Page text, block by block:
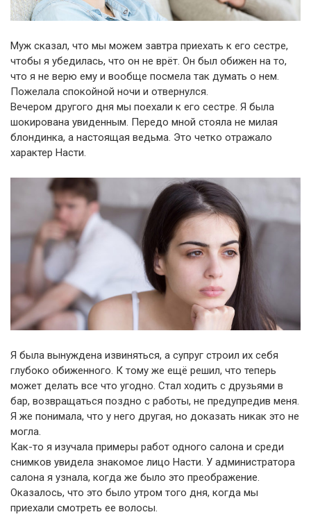
Муж сказал, что мы можем завтра приехать к его сестре,
чтобы я убедилась, что он не врёт. Он был обижен на то,
что я не верю ему и вообще посмела так думать о нем.
Пожелала спокойной ночи и отвернулся.
Вечером другого дня мы поехали к его сестре. Я была
шокирована увиденным. Передо мной стояла не милая
блондинка, а настоящая ведьма. Это четко отражало
характер Насти.
Я была вынуждена извиняться, а супруг строил их себя
глубоко обиженного. К тому же ещё решил, что теперь
может делать все что угодно. Стал ходить с друзьями в
бар, возвращаться поздно с работы, не предупредив меня.
Я же понимала, что у него другая, но доказать никак это не
могла.
Как-то я изучала примеры работ одного салона и среди
снимков увидела знакомое лицо Насти. У администратора
салона я узнала, когда же было это преображение.
Оказалось, что это было утром того дня, когда мы
приехали смотреть ее волосы.